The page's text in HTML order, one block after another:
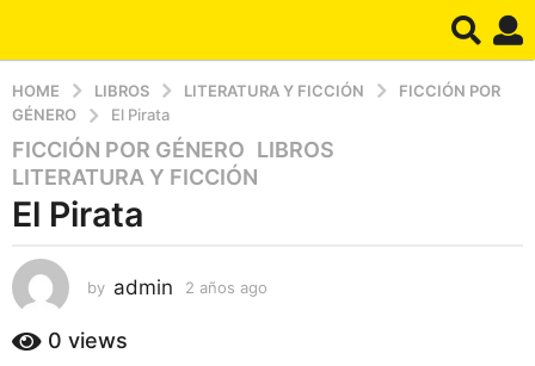
HOME LIBROS LITERATURA Y FICCIÓN
FICCIÓN POR
GÉNERO
El Pirata
2
a
ñ
s
a
o
FICCIÓN POR GÉNERO ,LIBROS
LITERATURA Y FICCIÓN
El Pirata
by admin 2 años ago
0 views